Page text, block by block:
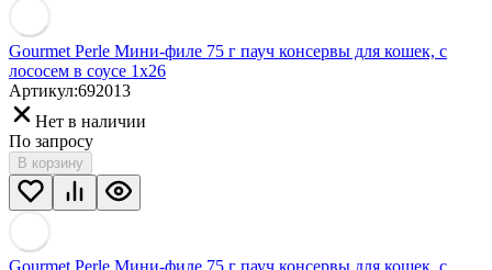
Gourmet Perle Мини-филе 75 г пауч консервы для кошек, с
лососем в соусе 1х26
Артикул:692013
Нет в наличии
По запросу
В корзину